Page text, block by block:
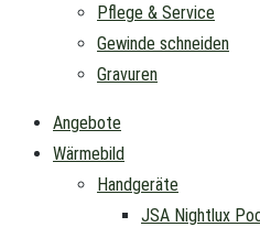
Pflege & Service
Gewinde schneiden
Gravuren
Angebote
Wärmebild
Handgeräte
JSA Nightlux